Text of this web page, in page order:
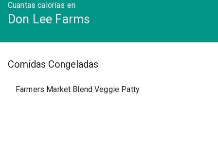
Cuantas calorías en
Don Lee Farms
Comidas Congeladas
Farmers Market Blend Veggie Patty